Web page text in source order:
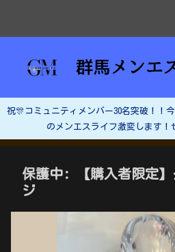
祝🎊コミュニティメンバー30名突破！！
のメンエスライフ激変します！
保護中: 【購入者限定】
ジ